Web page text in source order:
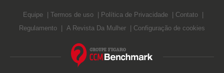
Equipe Termos de uso Política de Privacidade
Contato
Regulamento
A Revista Da Mulher Configuração de cookies